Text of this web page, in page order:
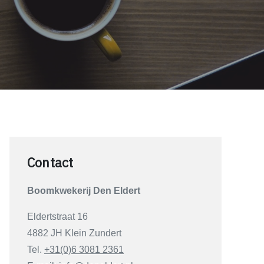
Contact
Boomkwekerij Den Eldert
Eldertstraat 16
4882 JH Klein Zundert
Tel. +31(0)6 3081 2361